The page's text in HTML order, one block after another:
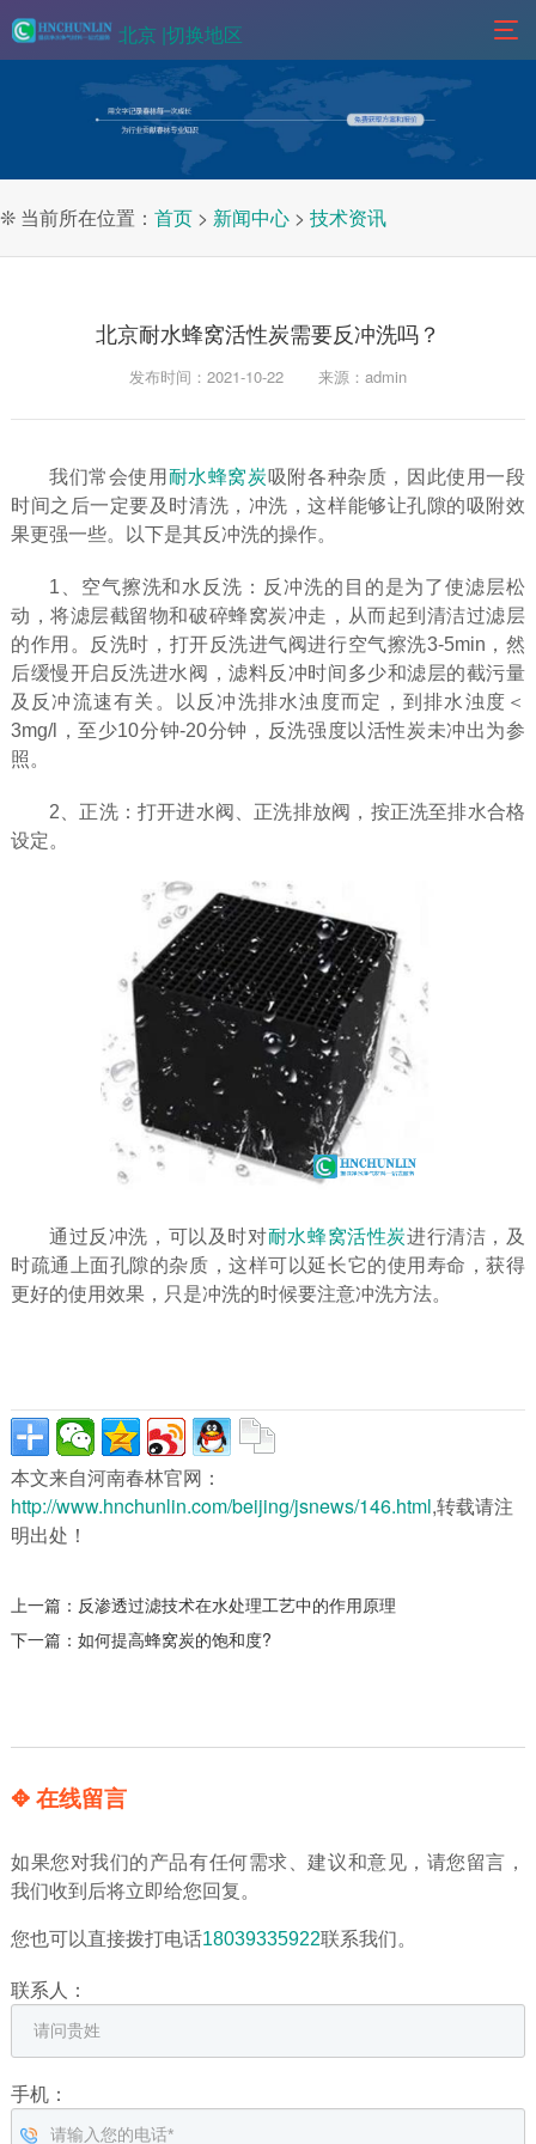
北京 |切换地区
❊ 当前所在位置： 首页 > 新闻中心 > 技术资讯
北京耐水蜂窝活性炭需要反冲洗吗？
发布时间：2021-10-22 来源：admin
我们常会使用 耐水蜂窝炭 吸附各种杂质，因此使用一段
时间之后一定要及时清洗，冲洗，这样能够让孔隙的吸附效
果更强一些。以下是其反冲洗的操作。
1、空气擦洗和水反洗：反冲洗的目的是为了使滤层松
动，将滤层截留物和破碎蜂窝炭冲走，从而起到清洁过滤层
的作用。反洗时，打开反洗进气阀进行空气擦洗3-5min，然
后缓慢开启反洗进水阀，滤料反冲时间多少和滤层的截污量
及反冲流速有关。以反冲洗排水浊度而定，到排水浊度＜
3mg/l，至少10分钟-20分钟，反洗强度以活性炭未冲出为参
照。
2、正洗：打开进水阀、正洗排放阀，按正洗至排水合格
设定。
通过反冲洗，可以及时对耐水蜂窝活性炭进行清洁，及
时疏通上面孔隙的杂质，这样可以延长它的使用寿命，获得
更好的使用效果，只是冲洗的时候要注意冲洗方法。
本文来自河南春林官网：
http://www.hnchunlin.com/beijing/jsnews/146.html,转载请注
明出处！
上一篇： 反渗透过滤技术在水处理工艺中的作用原理
下一篇： 如何提高蜂窝炭的饱和度?
✥ 在线留言
如果您对我们的产品有任何需求、建议和意见，请您留言，
我们收到后将立即给您回复。
您也可以直接拨打电话18039335922联系我们。
联系人：
手机：